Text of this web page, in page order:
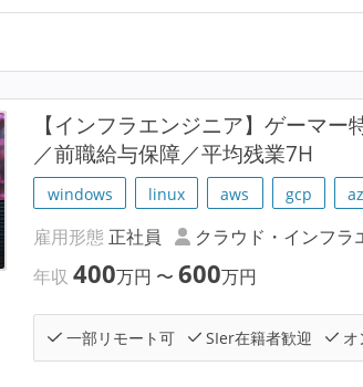
【インフラエンジニア】ゲーマ
／前職給与保障／平均残業7H
windows linux aws gcp
雇用形態 正社員 クラウド・インフラ
年収400万円 〜600万円
一部リモート可 SIer在籍者歓迎 オ